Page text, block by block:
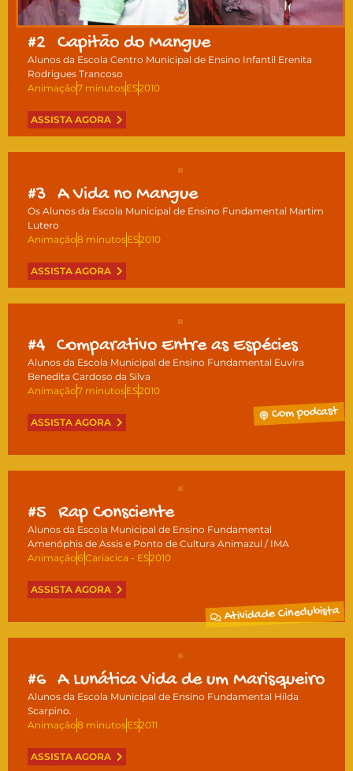
#2 Capitão do Mangue
Alunos da Escola Centro Municipal de Ensino Infantil Erenita
Rodrigues Trancoso
Animação7 minutosES2010
ASSISTA AGORA
#3 A Vida no Mangue
Os Alunos da Escola Municipal de Ensino Fundamental Martim
Lutero
Animação8 minutosES2010
ASSISTA AGORA
#4 Comparativo Entre as Espécies
Alunos da Escola Municipal de Ensino Fundamental Euvira
Benedita Cardoso da Silva
Animação7 minutosES2010
ASSISTA AGORA Com podcast
#5 Rap Consciente
Alunos da Escola Municipal de Ensino Fundamental
Amenóphis de Assis e Ponto de Cultura Animazul / IMA
Animação6'Cariacica - ES2010
ASSISTA AGORA
Atividade Cineclubista
#6 A Lunática Vida de um Marisqueiro
Alunos da Escola Municipal de Ensino Fundamental Hilda
Scarpino.
Animação8 minutosES2011
ASSISTA AGORA